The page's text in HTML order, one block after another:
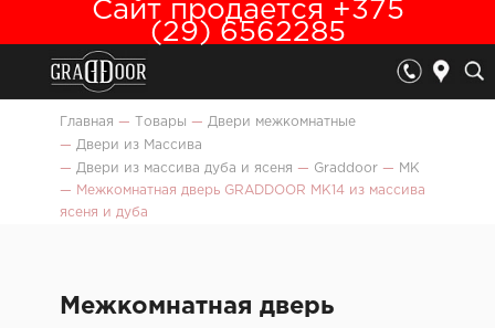
Сайт продается +375
(29) 6562285
Главная — Товары — Двери межкомнатные
— Двери из Массива
— Двери из массива дуба и ясеня — Graddoor —
МК
—
Межкомнатная дверь GRADDOOR МК14 из массива
ясеня и дуба
Межкомнатная дверь